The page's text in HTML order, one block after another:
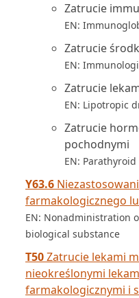
Zatrucie
EN:
Zatrucie
EN:
Zatrucie
EN: Lipotropic
Zatrucie
pochodnymi
EN:
Y63.6
farmakologicznego
EN: Nonadministration
biological substance
T50Zatrucie lekami
nieokreślonymi
farmakologicznymi i